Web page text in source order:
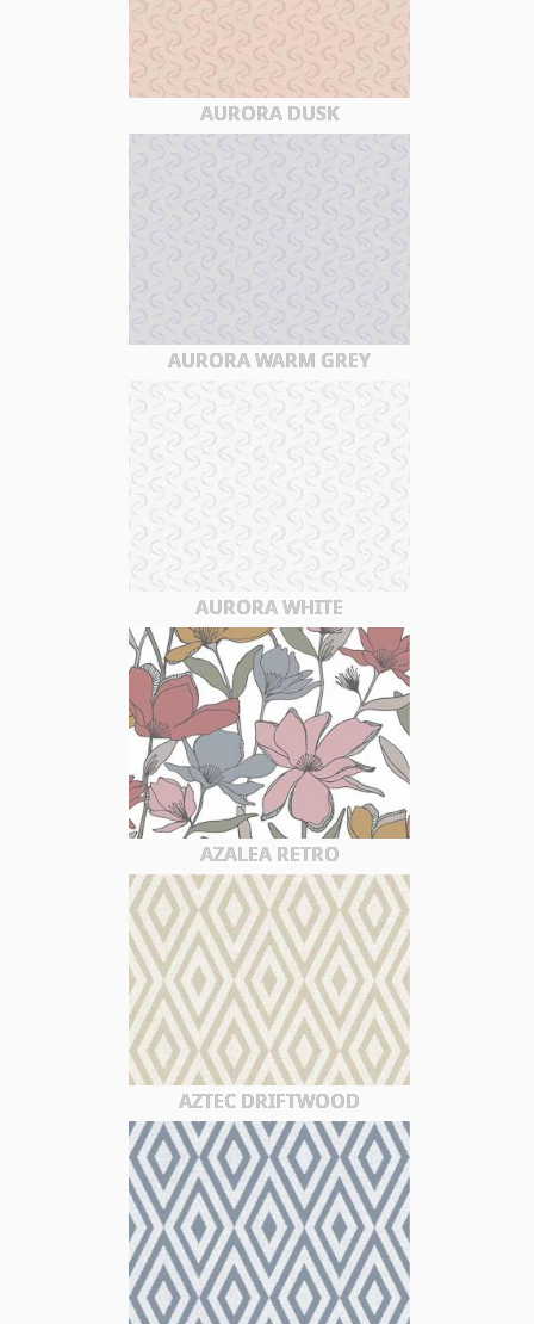
AURORA DUSK
AURORA WARM GREY
AURORA WHITE
AZALEA RETRO
AZTEC DRIFTWOOD